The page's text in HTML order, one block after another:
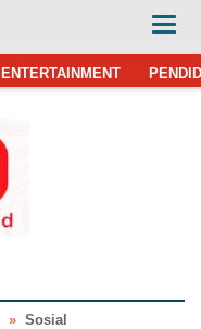
ENTERTAINMENT
» Sosial